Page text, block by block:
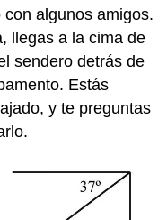
algunos amigos.
llegas a la cima de
sendero detrás de
Estás
y te preguntas